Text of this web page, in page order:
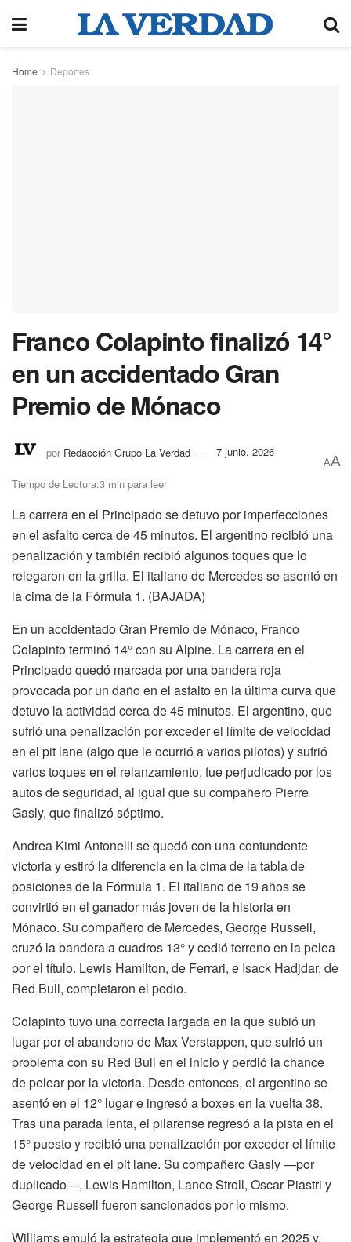
Home Deportes
Franco Colapinto finalizó 14°
en un accidentado Gran
Premio de Mónaco
por Redacción Grupo La Verdad 7 junio, 2026
Tiempo de Lectura:3 min para leer
AA
La carrera en el Principado se detuvo por imperfecciones
en el asfalto cerca de 45 minutos. El argentino recibió una
penalización y también recibió algunos toques que lo
relegaron en la grilla. El italiano de Mercedes se asentó en
la cima de la Fórmula 1. (BAJADA)
En un accidentado Gran Premio de Mónaco, Franco
Colapinto terminó 14° con su Alpine. La carrera en el
Principado quedó marcada por una bandera roja
provocada por un daño en el asfalto en la última curva que
detuvo la actividad cerca de 45 minutos. El argentino, que
sufrió una penalización por exceder el límite de velocidad
en el pit lane (algo que le ocurrió a varios pilotos) y sufrió
varios toques en el relanzamiento, fue perjudicado por los
autos de seguridad, al igual que su compañero Pierre
Gasly, que finalizó séptimo.
Andrea Kimi Antonelli se quedó con una contundente
victoria y estiró la diferencia en la cima de la tabla de
posiciones de la Fórmula 1. El italiano de 19 años se
convirtió en el ganador más joven de la historia en
Mónaco. Su compañero de Mercedes, George Russell,
cruzó la bandera a cuadros 13° y cedió terreno en la pelea
por el título. Lewis Hamilton, de Ferrari, e Isack Hadjdar, de
Red Bull, completaron el podio.
Colapinto tuvo una correcta largada en la que subió un
lugar por el abandono de Max Verstappen, que sufrió un
problema con su Red Bull en el inicio y perdió la chance
de pelear por la victoria. Desde entonces, el argentino se
asentó en el 12° lugar e ingresó a boxes en la vuelta 38.
Tras una parada lenta, el pilarense regresó a la pista en el
15° puesto y recibió una penalización por exceder el límite
de velocidad en el pit lane. Su compañero Gasly —por
duplicado—, Lewis Hamilton, Lance Stroll, Oscar Piastri y
George Russell fueron sancionados por lo mismo.
Williams emuló la estrategia que implementó en 2025 y,